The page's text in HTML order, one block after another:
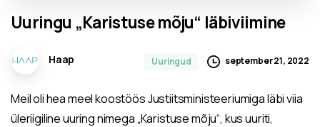
Uuringu „Karistusemõju“ läbiviimine
Haap Uuringud september 21, 2022
Meil oli hea meel koostöös Justiitsministeeriumiga läbi viia
üleriigiline uuring nimega „Karistuse mõju“, kus uuriti,